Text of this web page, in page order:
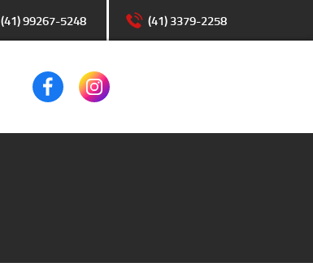
(41) 99267-5248 (41) 3379-2258